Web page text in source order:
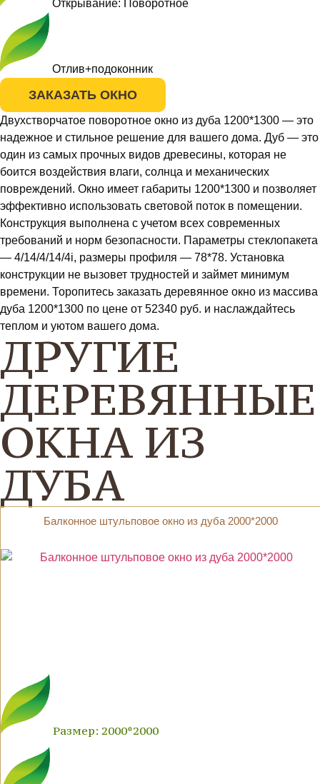
Открывание: Поворотное
Отлив+подоконник
ЗАКАЗАТЬ ОКНО
Двухстворчатое поворотное окно из дуба 1200*1300 — это
надежное и стильное решение для вашего дома. Дуб — это
один из самых прочных видов древесины, которая не
боится воздействия влаги, солнца и механических
повреждений. Окно имеет габариты 1200*1300 и позволяет
эффективно использовать световой поток в помещении.
Конструкция выполнена с учетом всех современных
требований и норм безопасности. Параметры стеклопакета
— 4/14/4/14/4i, размеры профиля — 78*78. Установка
конструкции не вызовет трудностей и займет минимум
времени. Торопитесь заказать деревянное окно из массива
дуба 1200*1300 по цене от 52340 руб. и наслаждайтесь
теплом и уютом вашего дома.
ДРУГИЕ
ДЕРЕВЯННЫЕ
ОКНА ИЗ
ДУБА
Балконное штульповое окно из дуба 2000*2000
Размер: 2000*2000